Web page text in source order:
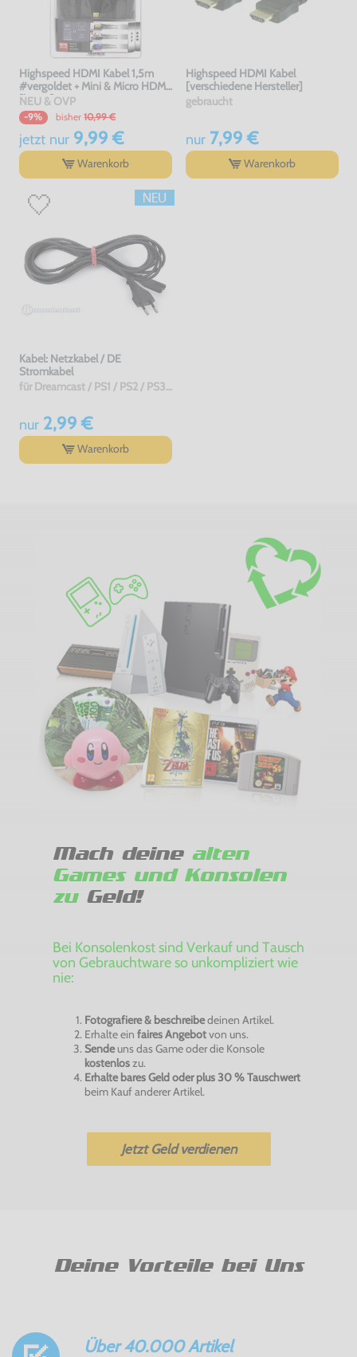
Highspeed HDMI Kabel 1,5m
#vergoldet + Mini & Micro HDMI
[hama]
NEU & OVP
-9% bisher 10,99 €
jetzt nur9,99 €
Warenkorb
Highspeed HDMI Kabel
[verschiedene Hersteller]
gebraucht
nur7,99 €
Warenkorb
Kabel: Netzkabel / DE
Stromkabel
für Dreamcast / PS1 / PS2 / PS3 / PS4 / Saturn / Xbox / 3DO, ohne OVP, NEU
nur2,99 €
Warenkorb
Mach deine alten
Games und Konsolen
zuGeld!
Bei Konsolenkost sind Verkauf und Tausch
von Gebrauchtware so unkompliziert wie
nie:
Fotografiere & beschreibedeinen Artikel.
Erhalte ein faires Angebotvon uns.
Sendeuns das Game oder die Konsole
kostenloszu.
Erhalte bares Geld oder plus 30 % Tauschwert
beim Kauf anderer Artikel.
Jetzt Geld verdienen
Deine Vorteile bei Uns
Über 40.000 Artikel